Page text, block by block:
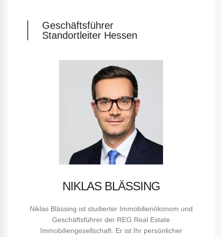
Geschäftsführer
Standortleiter Hessen
NIKLAS BLÄSSING
Niklas Blässing ist studierter Immobilienökonom und
Geschäftsführer der REG Real Estate
Immobiliengesellschaft. Er ist Ihr persönlicher